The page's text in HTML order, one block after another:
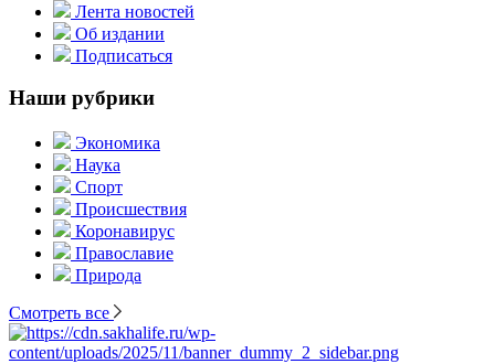
Лента новостей
Об издании
Подписаться
Наши рубрики
Экономика
Наука
Спорт
Происшествия
Коронавирус
Православие
Природа
Смотреть все